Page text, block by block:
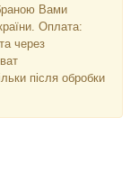
Вами
Оплата:
через
після обробки